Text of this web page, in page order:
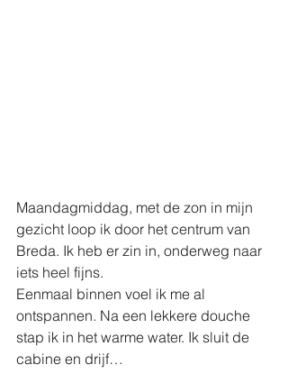
Maandagmiddag, met de zon in mijn
gezicht loop ik door het centrum van
Breda. Ik heb er zin in, onderweg naar
iets heel fijns.
Eenmaal binnen voel ik me al
ontspannen. Na een lekkere douche
stap ik in het warme water. Ik sluit de
cabine en drijf…